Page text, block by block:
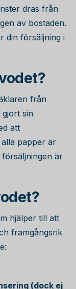
dras från
av bostaden.
din försäljning i
från
sin
att
papper är
är
hjälper till att
framgångsrik
(dock ej